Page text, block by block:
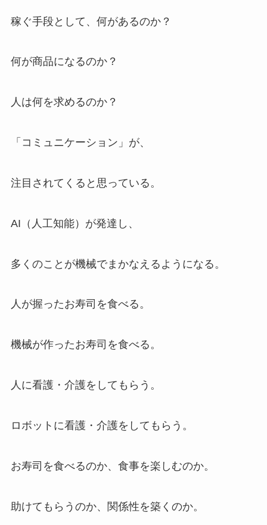
稼ぐ手段として、何があるのか？
何が商品になるのか？
人は何を求めるのか？
「コミュニケーション」が、
注目されてくると思っている。
AI（人工知能）が発達し、
多くのことが機械でまかなえるようになる。
人が握ったお寿司を食べる。
機械が作ったお寿司を食べる。
人に看護・介護をしてもらう。
ロボットに看護・介護をしてもらう。
お寿司を食べるのか、食事を楽しむのか。
助けてもらうのか、関係性を築くのか。